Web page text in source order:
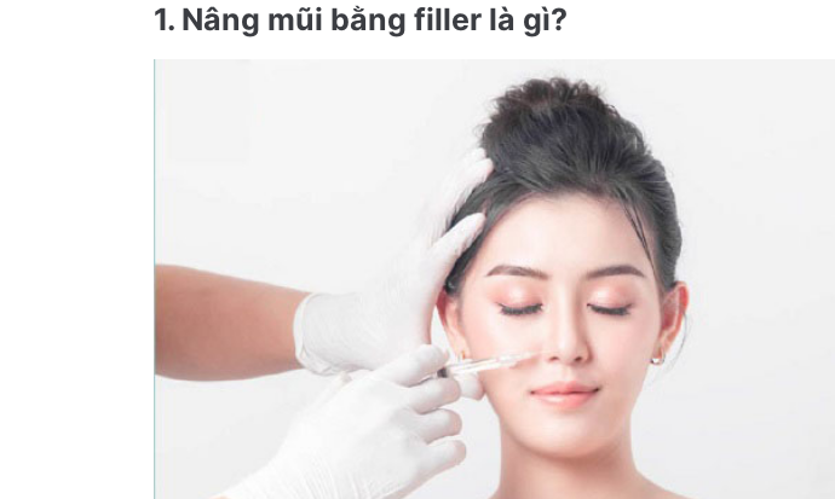
1. Nâng mũi bằng filler là gì?